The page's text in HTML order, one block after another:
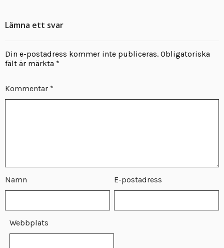
Lämna ett svar
Din e-postadress kommer inte publiceras. Obligatoriska
fält är märkta *
Kommentar *
Namn E-postadress
Webbplats